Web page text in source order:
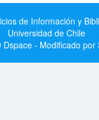
de Información y
Universidad de Chile
- Modificado por